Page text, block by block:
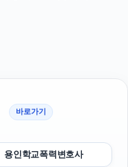
바로가기
용인학교폭력변호사